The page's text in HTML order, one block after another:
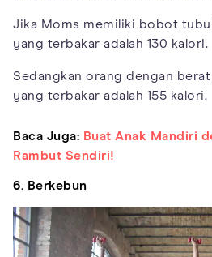
Jika Moms memiliki bobot
yang terbakar adalah 130 kalori.
Sedangkan orang dengan
yang terbakar adalah 155 kalori.
Baca Juga: Buat Anak Mandiri
Rambut Sendiri!
6. Berkebun